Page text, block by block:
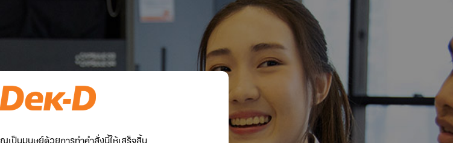
เป็นมนุษย์ด้วยการทำคำสั่งนี้ให้เสร็จสิ้น